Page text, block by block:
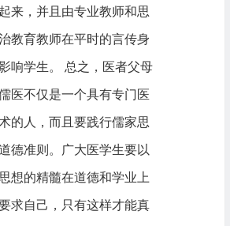
来，并且由专业教师和思
教育教师在平时的言传身
响学生。 总之，医者父母
医不仅是一个具有专门医
的人，而且要践行儒家思
德准则。广大医学生要以
想的精髓在道德和学业上
求自己，只有这样才能真